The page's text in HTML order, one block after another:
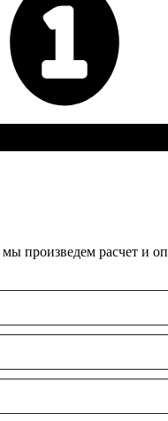
мы произведем расчет и